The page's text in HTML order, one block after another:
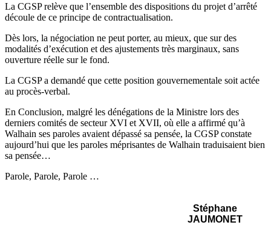
La CGSP relève que l’ensemble des dispositions du projet d’arrêté
découle de ce principe de contractualisation.
Dès lors, la négociation ne peut porter, au mieux, que sur des
modalités d’exécution et des ajustements très marginaux, sans
ouverture réelle sur le fond.
La CGSP a demandé que cette position gouvernementale soit actée
au procès-verbal.
En Conclusion, malgré les dénégations de la Ministre lors des
derniers comités de secteur XVI et XVII, où elle a affirmé qu’à
Walhain ses paroles avaient dépassé sa pensée, la CGSP constate
aujourd’hui que les paroles méprisantes de Walhain traduisaient bien
sa pensée…
Parole, Parole, Parole …
Stéphane
JAUMONET